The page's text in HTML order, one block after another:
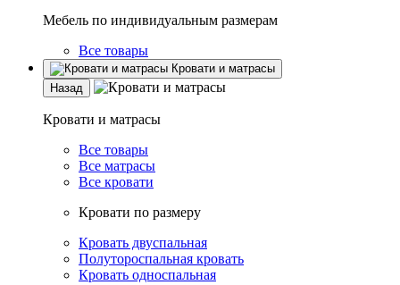
Мебель по индивидуальным размерам
Все товары
Кровати и матрасы
Назад
Кровати и матрасы
Все товары
Все матрасы
Все кровати
Кровати по размеру
Кровать двуспальная
Полутороспальная кровать
Кровать односпальная